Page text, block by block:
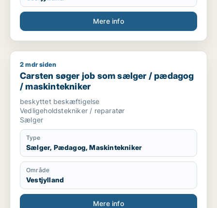
Mere info
Carsten søger job som sælger / pædagog / maskintekniker
2 mdr siden
Carsten søger job som sælger / pædagog
/ maskintekniker
beskyttet beskæftigelse
Vedligeholdstekniker / reparatør
Sælger
Type
Sælger, Pædagog, Maskintekniker
Område
Vestjylland
Mere info